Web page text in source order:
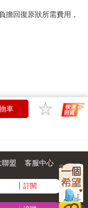
擔回復原狀所需費用，
車
聯盟 客服中心
訂閱